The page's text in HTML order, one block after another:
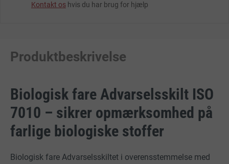
Kontakt os hvis du har brug for hjælp
Produktbeskrivelse
Biologisk fare Advarselsskilt ISO
7010 – sikrer opmærksomhed på
farlige biologiske stoffer
Biologisk fare Advarselsskiltet i overensstemmelse med